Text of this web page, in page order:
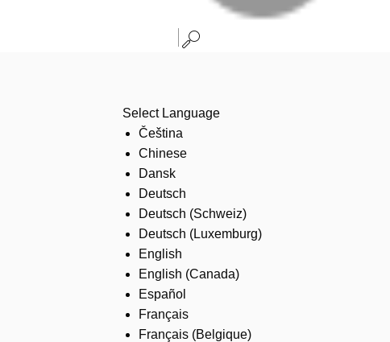
Select Language
Čeština
Chinese
Dansk
Deutsch
Deutsch (Schweiz)
Deutsch (Luxemburg)
English
English (Canada)
Español
Français
Français (Belgique)